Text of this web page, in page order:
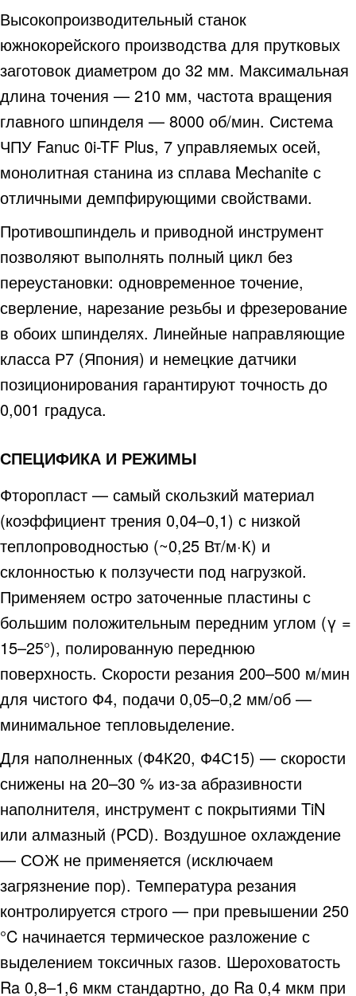
Высокопроизводительный станок
южнокорейского производства для прутковых
заготовок диаметром до 32 мм. Максимальная
длина точения — 210 мм, частота вращения
главного шпинделя — 8000 об/мин. Система
ЧПУ Fanuc 0i-TF Plus, 7 управляемых осей,
монолитная станина из сплава Mechanite с
отличными демпфирующими свойствами.
Противошпиндель и приводной инструмент
позволяют выполнять полный цикл без
переустановки: одновременное точение,
сверление, нарезание резьбы и фрезерование
в обоих шпинделях. Линейные направляющие
класса Р7 (Япония) и немецкие датчики
позиционирования гарантируют точность до
0,001 градуса.
СПЕЦИФИКА И РЕЖИМЫ
Фторопласт — самый скользкий материал
(коэффициент трения 0,04–0,1) с низкой
теплопроводностью (~0,25 Вт/м·К) и
склонностью к ползучести под нагрузкой.
Применяем остро заточенные пластины с
большим положительным передним углом (γ =
15–25°), полированную переднюю
поверхность. Скорости резания 200–500 м/мин
для чистого Ф4, подачи 0,05–0,2 мм/об —
минимальное тепловыделение.
Для наполненных (Ф4К20, Ф4С15) — скорости
снижены на 20–30 % из-за абразивности
наполнителя, инструмент с покрытиями TiN
или алмазный (PCD). Воздушное охлаждение
— СОЖ не применяется (исключаем
загрязнение пор). Температура резания
контролируется строго — при превышении 250
°C начинается термическое разложение с
выделением токсичных газов. Шероховатость
Ra 0,8–1,6 мкм стандартно, до Ra 0,4 мкм при